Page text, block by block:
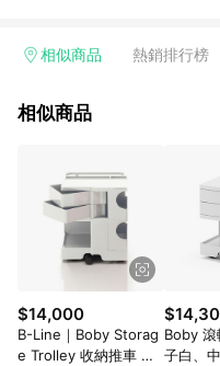
並在同一瀏覽器於24小時內結
透過 LINE 購物連結到[有. 設計]
符，以 [有. 設計]購物商品資
包使用規則請以點數紅包活動說
相似商品 熱銷排行榜
相似商品
$14,000
B-Line｜Boby Storag
e Trolley 收納推車 中
Boby 滾
子白、